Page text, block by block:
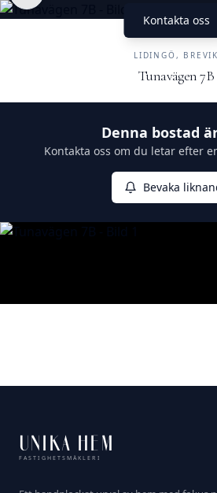
Kontakta oss
LIDINGÖ, BREVIK
Tunavägen 7B
Denna bostad
Kontakta oss om du letar efter
Bevaka
UNIKA HEM
FASTIGHETSMÄKLERI